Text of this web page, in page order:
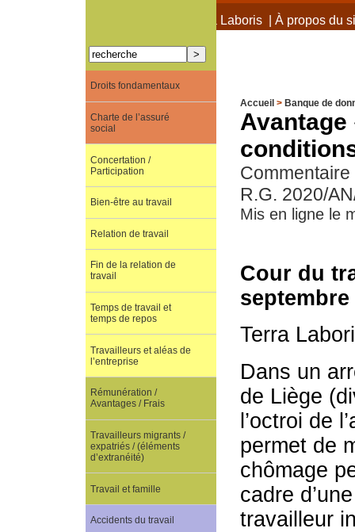
À propos de Terra Laboris| À propos du
Accueil > Banque de
Avantage
R.G. 2020/
Mis en ligne le
Cour du
septembre
Terra
Dans un
de Liège
l’octroi de
permet de
chômage
cadre
travailleur
Droits fondamentaux
Charte de l’assuré
social
Concertation /
Participation
Bien-être au travail
Relation de travail
Fin de la relation de
travail
Temps de travail et
temps de repos
Travailleurs et aléas de
l’entreprise
Rémunération /
Avantages / Frais
Travailleurs migrants /
expatriés / (éléments
d’extranéité)
Travail et famille
Accidents du travail